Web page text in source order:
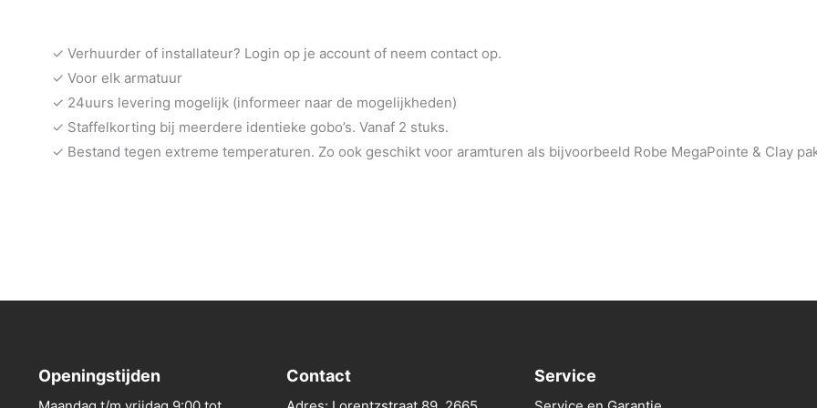
✓ Verhuurder of installateur? Login op je account of neem contact op.
✓ Voor elk armatuur
✓ 24uurs levering mogelijk (informeer naar de mogelijkheden)
✓ Staffelkorting bij meerdere identieke gobo’s. Vanaf 2 stuks.
✓ Bestand tegen extreme temperaturen. Zo ook geschikt voor aramturen als bijvoorbeeld Robe MegaPointe & Clay
Openingstijden Contact Service